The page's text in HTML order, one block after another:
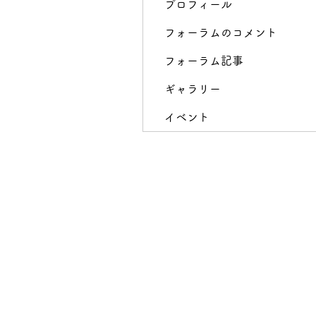
プロフィール
フォーラムのコメント
フォーラム記事
ギャラリー
イベント